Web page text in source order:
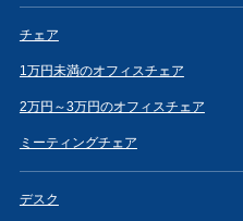
チェア
1万円未満のオフィスチェア
2万円～3万円のオフィスチェア
ミーティングチェア
デスク